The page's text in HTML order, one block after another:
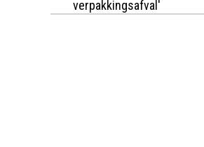
verpakkingsafval'